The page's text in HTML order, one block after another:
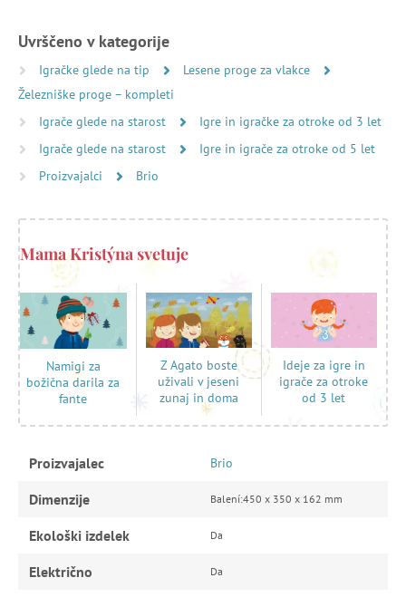
Uvrščeno v kategorije
Igračke glede na tip
Lesene proge za vlakce
Železniške proge – kompleti
Igrače glede na starost
Igre in igračke za otroke od 3 let
Igrače glede na starost
Igre in igrače za otroke od 5 let
Proizvajalci
Brio
Mama Kristýna svetuje
Namigi za
božična darila za
fante
Z Agato boste
uživali v jeseni
zunaj in doma
Ideje za igre in
igrače za otroke
od 3 let
Proizvajalec Brio
Dimenzije Balení:450 x 350 x 162 mm
Ekološki izdelek Da
Električno Da